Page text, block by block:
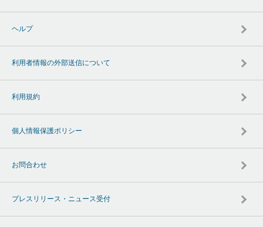
ヘルプ
利用者情報の外部送信について
利用規約
個人情報保護ポリシー
お問合わせ
プレスリリース・ニュース受付